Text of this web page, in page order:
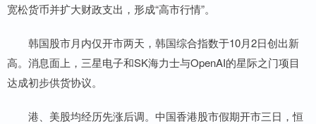
宽松货币并扩大财政支出，形成“高市行情”。
韩国股市月内仅开市两天，韩国综合指数于10月2日创出新
高。消息面上，三星电子和SK海力士与OpenAI的星际之门项目
达成初步供货协议。
港、美股均经历先涨后调。中国香港股市假期开市三日，恒